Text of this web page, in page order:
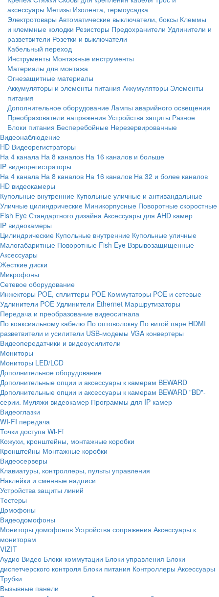
аксессуары Метизы Изолента, термоусадка
Электротовары Автоматические выключатели, боксы Клеммы
и клеммные колодки Резисторы Предохранители Удлинители и
разветвители Розетки и выключатели
Кабельный переход
Инструменты Монтажные инструменты
Материалы для монтажа
Огнезащитные материалы
Аккумуляторы и элементы питания Аккумуляторы Элементы
питания
Дополнительное оборудование Лампы аварийного освещения
Преобразователи напряжения Устройства защиты Разное
Блоки питания Бесперебойные Нерезервированные
Видеонаблюдение
HD Видеорегистраторы
На 4 канала На 8 каналов На 16 каналов и больше
IP видеорегистраторы
На 4 канала На 8 каналов На 16 каналов На 32 и более каналов
HD видеокамеры
Купольные внутренние Купольные уличные и антивандальные
Уличные цилиндрические Миникорпусные Поворотные скоростные
Fish Eye Стандартного дизайна Аксессуары для AHD камер
IP видеокамеры
Цилиндрические Купольные внутренние Купольные уличные
Малогабаритные Поворотные Fish Eye Взрывозащищенные
Аксессуары
Жесткие диски
Микрофоны
Сетевое оборудование
Инжекторы POE, сплиттеры POE Коммутаторы POE и сетевые
Удлинители POE Удлинители Ethernet Маршрутизаторы
Передача и преобразование видеосигнала
По коаксиальному кабелю По оптоволокну По витой паре HDMI
разветвители и усилители USB-модемы VGA конвертеры
Видеопередатчики и видеоусилители
Мониторы
Мониторы LED/LCD
Дополнительное оборудование
Дополнительные опции и аксессуары к камерам BEWARD
Дополнительные опции и аксессуары к камерам BEWARD "BD"-
серии. Муляжи видеокамер Программы для IP камер
Видеоглазки
WI-FI передача
Точки доступа Wi-Fi
Кожухи, кронштейны, монтажные коробки
Кронштейны Монтажные коробки
Видеосерверы
Клавиатуры, контроллеры, пульты управления
Наклейки и сменные надписи
Устройства защиты линий
Тестеры
Домофоны
Видеодомофоны
Мониторы домофонов Устройства сопряжения Аксессуары к
мониторам
VIZIT
Аудио Видео Блоки коммутации Блоки управления Блоки
диспетчерского контроля Блоки питания Контроллеры Аксессуары
Трубки
Вызывные панели